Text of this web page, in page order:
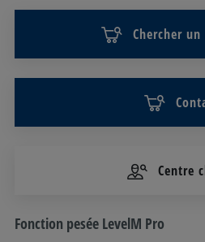
Chercher
Centre
Fonction pesée LevelM Pro